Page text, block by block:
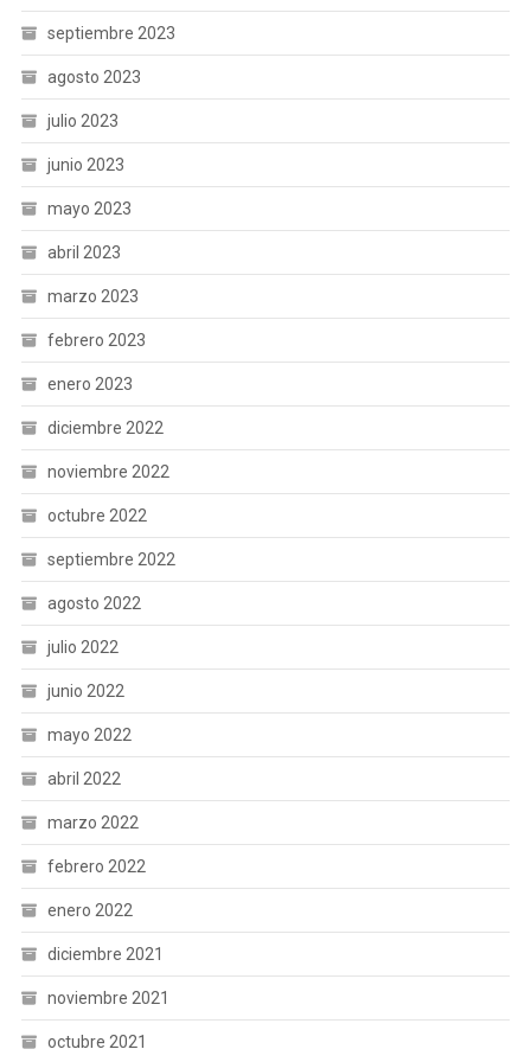
septiembre 2023
agosto 2023
julio 2023
junio 2023
mayo 2023
abril 2023
marzo 2023
febrero 2023
enero 2023
diciembre 2022
noviembre 2022
octubre 2022
septiembre 2022
agosto 2022
julio 2022
junio 2022
mayo 2022
abril 2022
marzo 2022
febrero 2022
enero 2022
diciembre 2021
noviembre 2021
octubre 2021